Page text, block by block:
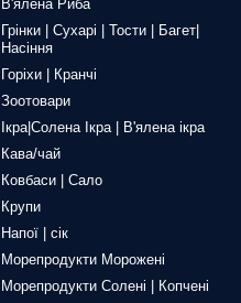
В'ялена Риба
Грінки | Сухарі | Тости | Багет|
Насіння
Горіхи | Кранчі
Зоотовари
Ікра|Солена Ікра | В'ялена ікра
Кава/чай
Ковбаси | Сало
Крупи
Напої | сік
Морепродукти Морожені
Морепродукти Солені | Копчені